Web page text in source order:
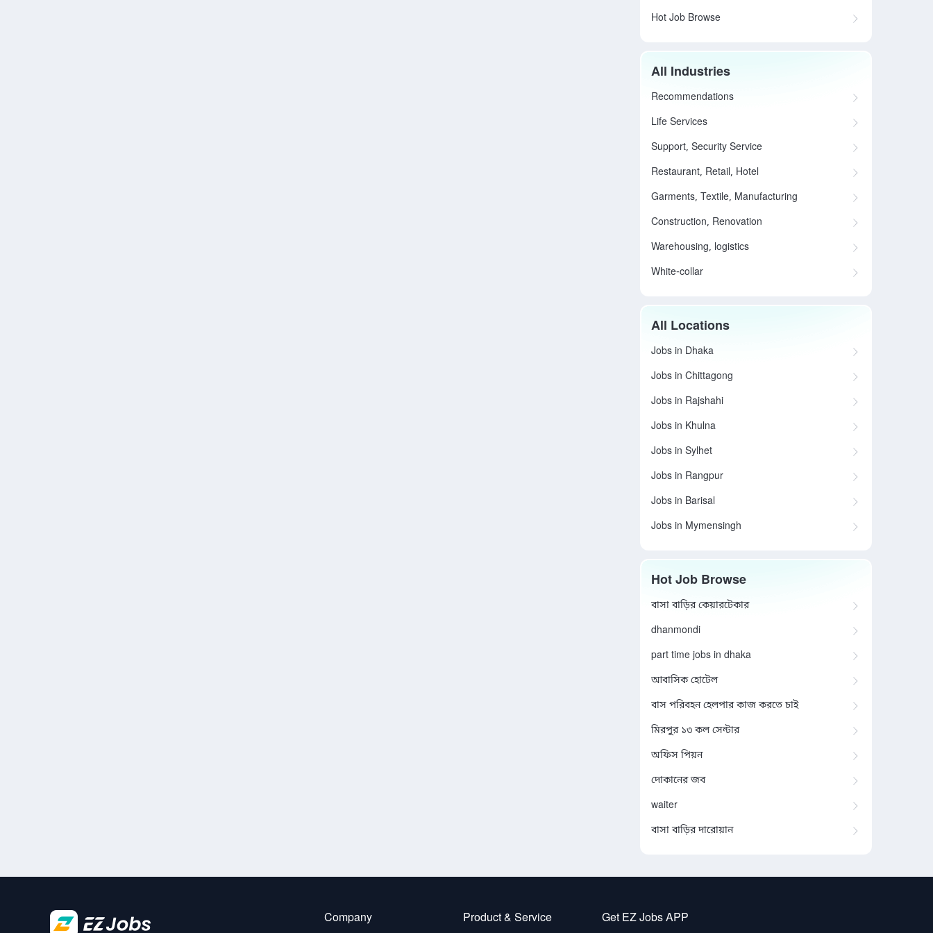
Hot Job Browse
All Industries
Recommendations
Life Services
Support, Security Service
Restaurant, Retail, Hotel
Garments, Textile, Manufacturing
Construction, Renovation
Warehousing, logistics
White-collar
All Locations
Jobs in Dhaka
Jobs in Chittagong
Jobs in Rajshahi
Jobs in Khulna
Jobs in Sylhet
Jobs in Rangpur
Jobs in Barisal
Jobs in Mymensingh
Hot Job Browse
বাসা বাড়ির কেয়ারটেকার
dhanmondi
part time jobs in dhaka
আবাসিক হোটেল
বাস পরিবহন হেলপার কাজ করতে চাই
মিরপুর ১৩ কল সেন্টার
অফিস পিয়ন
দোকানের জব
waiter
বাসা বাড়ির দারোয়ান
Company Product & Service Get EZ Jobs APP